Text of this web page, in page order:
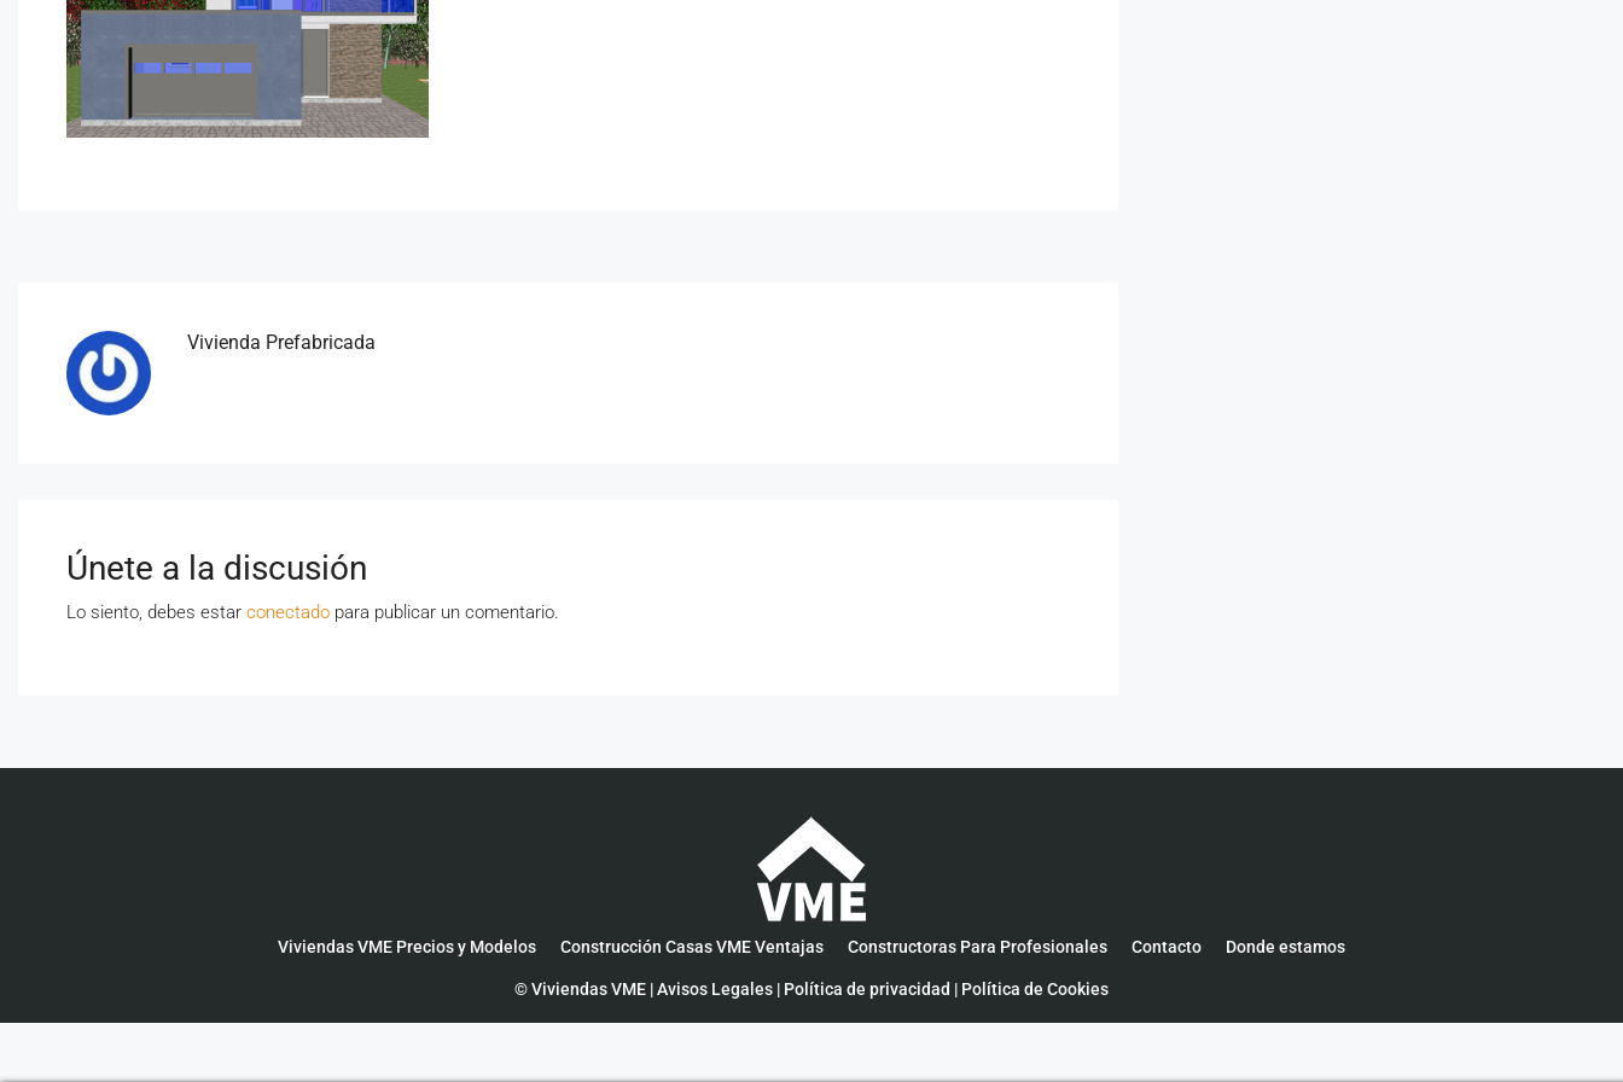
Vivienda Prefabricada
Únete a la discusión
Lo siento, debes estar conectado para publicar un comentario.
Viviendas VME Precios y Modelos Construcción Casas VME Ventajas Constructoras Para Profesionales Contacto Donde estamos
© Viviendas VME |Avisos Legales | Política de privacidad | Política de Cookies